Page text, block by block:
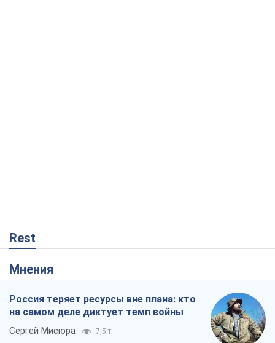
Rest
Мнения
Россия теряет ресурсы вне плана: кто
на самом деле диктует темп войны
Сергей Мисюра 7,5 т.